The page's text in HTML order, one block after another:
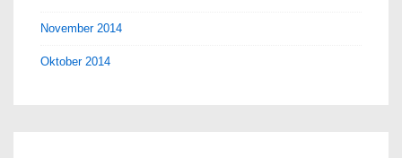
November 2014
Oktober 2014